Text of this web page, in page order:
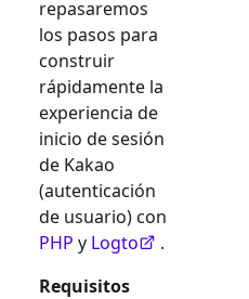
repasaremos
los pasos para
construir
rápidamente la
experiencia de
inicio de sesión
de Kakao
(autenticación
de usuario) con
PHP y Logto
.
Requisitos